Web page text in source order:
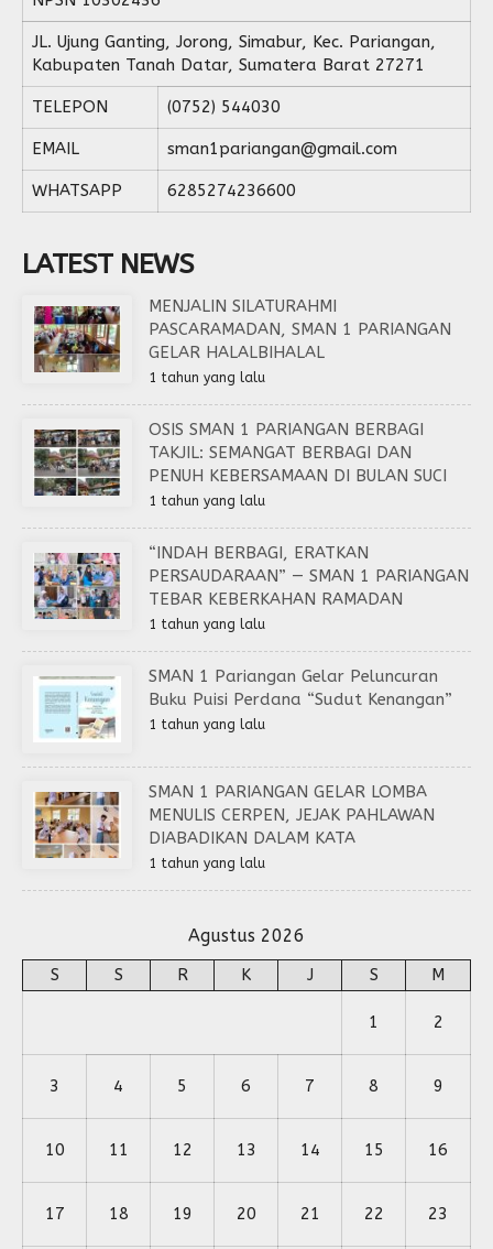
JL. Ujung Ganting, Jorong, Simabur, Kec. Pariangan,
Kabupaten Tanah Datar, Sumatera Barat 27271
TELEPON (0752) 544030
EMAIL sman1pariangan@gmail.com
WHATSAPP 6285274236600
LATEST NEWS
MENJALIN SILATURAHMI
PASCARAMADAN, SMAN 1 PARIANGAN
GELAR HALALBIHALAL
1 tahun yang lalu
OSIS SMAN 1 PARIANGAN BERBAGI
TAKJIL: SEMANGAT BERBAGI DAN
PENUH KEBERSAMAAN DI BULAN SUCI
1 tahun yang lalu
“INDAH BERBAGI, ERATKAN
PERSAUDARAAN” — SMAN 1 PARIANGAN
TEBAR KEBERKAHAN RAMADAN
1 tahun yang lalu
SMAN 1 Pariangan Gelar Peluncuran
Buku Puisi Perdana “Sudut Kenangan”
1 tahun yang lalu
SMAN 1 PARIANGAN GELAR LOMBA
MENULIS CERPEN, JEJAK PAHLAWAN
DIABADIKAN DALAM KATA
1 tahun yang lalu
Agustus 2026
S S R K J S M
1 2
3 4 5 6 7 8 9
10 11 12 13 14 15 16
17 18 19 20 21 22 23